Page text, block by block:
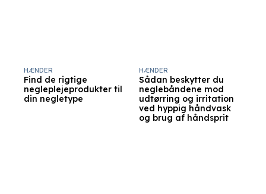
Find de rigtige
negleplejeprodukter til
din negletype
HÆNDER
Sådan beskytter du
neglebåndene mod
udtørring og irritation
ved hyppig håndvask
og brug af håndsprit
HÆNDER